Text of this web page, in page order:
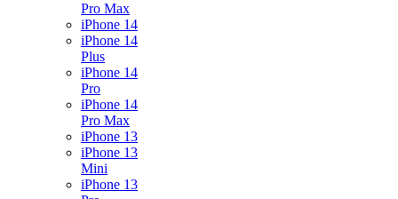
Pro Max
iPhone 14
iPhone 14
Plus
iPhone 14
Pro
iPhone 14
Pro Max
iPhone 13
iPhone 13
Mini
iPhone 13